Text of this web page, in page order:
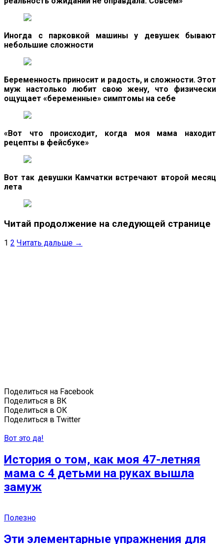
Иногда с парковкой машины у девушек бывают
небольшие сложности
Беременность приносит и радость, и сложности. Этот
муж настолько любит свою жену, что физически
ощущает «беременные» симптомы на себе
«Вот что происходит, когда моя мама находит
рецепты в фейсбуке»
Вот так девушки Камчатки встречают второй месяц
лета
Читай продолжение на следующей странице
1 2 Читать дальше →
Поделиться на Facebook
Поделиться в ВК
Поделиться в ОК
Поделиться в Twitter
Вот это да!
История о том, как моя 47-летняя
мама с 4 детьми на руках вышла
замуж
Полезно
Эти элементарные упражнения для